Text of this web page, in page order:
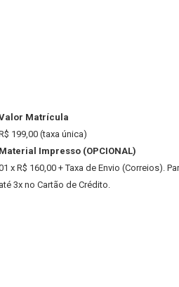
Matrícula
199,00 (taxa única)
Material Impresso (OPCIONAL)
x R$ 160,00 + Taxa de Envio (Correios).
até 3x no Cartão de Crédito.